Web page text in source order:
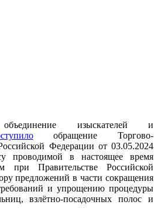
изыскателей и
обращение Торгово-
Федерации от 03.05.2024
в настоящее время
при Правительстве Российской
предложений в части сокращения
и упрощению процедуры
взлётно-посадочных полос и